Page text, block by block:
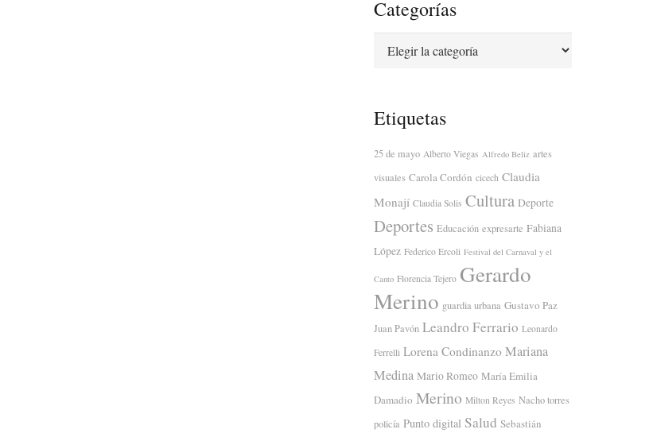
Categorías
Etiquetas
25 de mayo Alberto Viegas Alfredo Beliz artes
visuales Carola Cordón cicech Claudia
Monají Claudia Solis Cultura Deporte
Deportes Educación expresarte Fabiana
López Federico Ercoli Festival del Carnaval y el
Canto Florencia Tejero Gerardo
Merino guardia urbana Gustavo Paz
Juan Pavón Leandro Ferrario Leonardo
Ferrelli Lorena Condinanzo Mariana
Medina Mario Romeo María Emilia
Damadio Merino Milton Reyes Nacho torres
policía Punto digital Salud Sebastián